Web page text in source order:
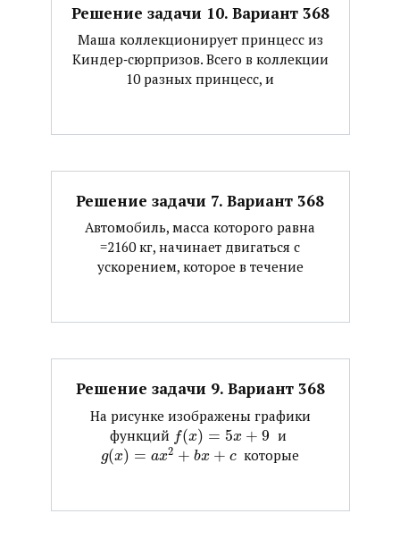
Решение задачи 10. Вариант 368
Маша коллекционирует принцесс из
Киндер‐сюрпризов. Всего в коллекции
10 разных принцесс, и
Решение задачи 7. Вариант 368
Автомобиль, масса которого равна
=2160 кг, начинает двигаться с
ускорением, которое в течение
Решение задачи 9. Вариант 368
На рисунке изображены графики
функций ​ f(x) = 5x + 9 ​ и ​
g(x) = ax2 + bx + c ​ которые